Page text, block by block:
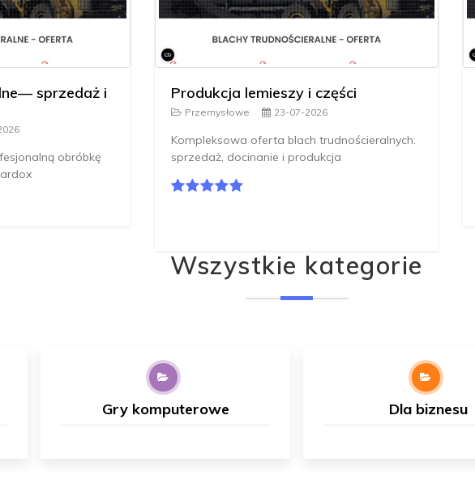
sprzedaż i
obróbkę
Produkcja lemieszy i części
Przemysłowe 23-07-2026
Kompleksowa oferta blach trudnościeralnych:
sprzedaż, docinanie i produkcja
Wszystkie kategorie
Gry komputerowe Dla biznesu